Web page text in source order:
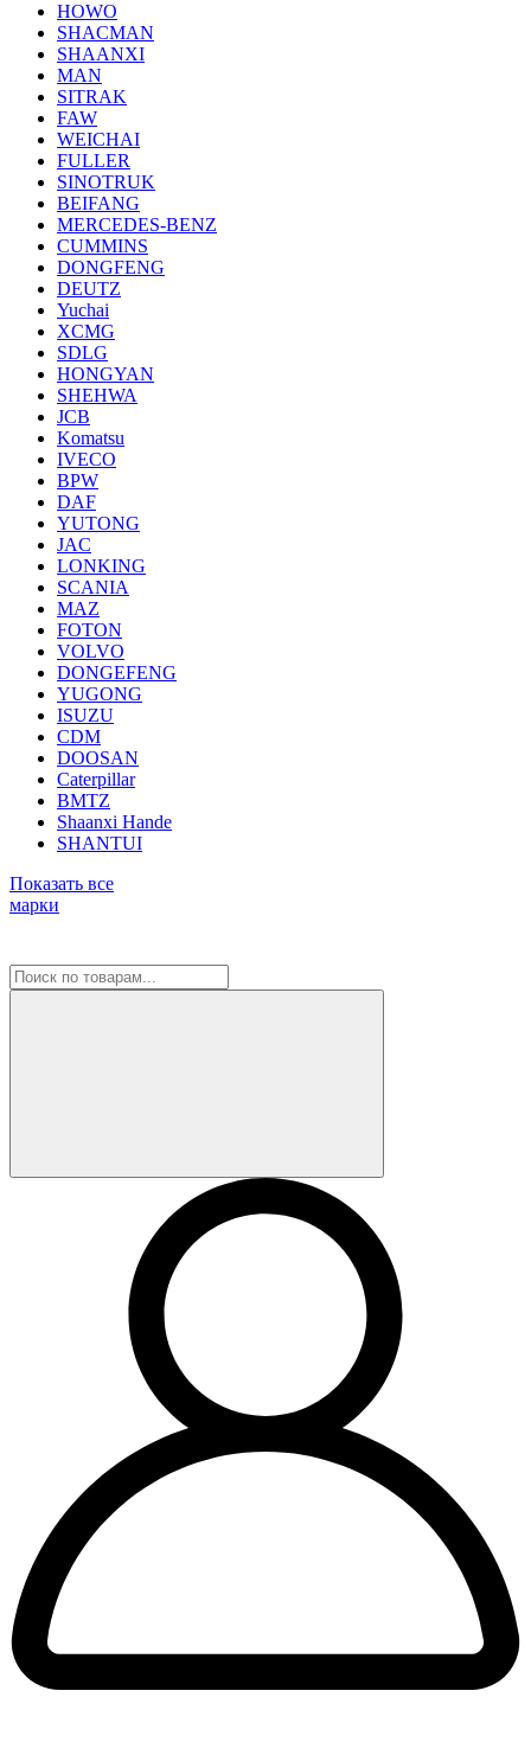
HOWO
SHACMAN
SHAANXI
MAN
SITRAK
FAW
WEICHAI
FULLER
SINOTRUK
BEIFANG
MERCEDES-BENZ
CUMMINS
DONGFENG
DEUTZ
Yuchai
XCMG
SDLG
HONGYAN
SHEHWA
JCB
Komatsu
IVECO
BPW
DAF
YUTONG
JAC
LONKING
SCANIA
MAZ
FOTON
VOLVO
DONGEFENG
YUGONG
ISUZU
CDM
DOOSAN
Caterpillar
BMTZ
Shaanxi Hande
SHANTUI
Показать все
марки